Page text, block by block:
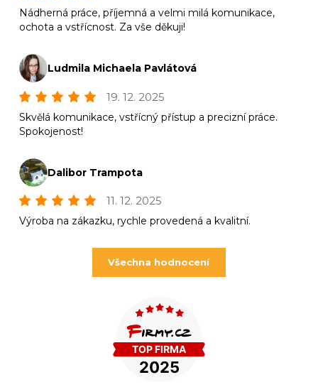
Nádherná práce, příjemná a velmi milá komunikace,
ochota a vstřícnost. Za vše děkuji!
Ludmila Michaela Pavlátová
19. 12. 2025
Skvělá komunikace, vstřícný přístup a precizní práce.
Spokojenost!
Dalibor Trampota
11. 12. 2025
Výroba na zákazku, rychle provedená a kvalitní.
Všechna hodnocení